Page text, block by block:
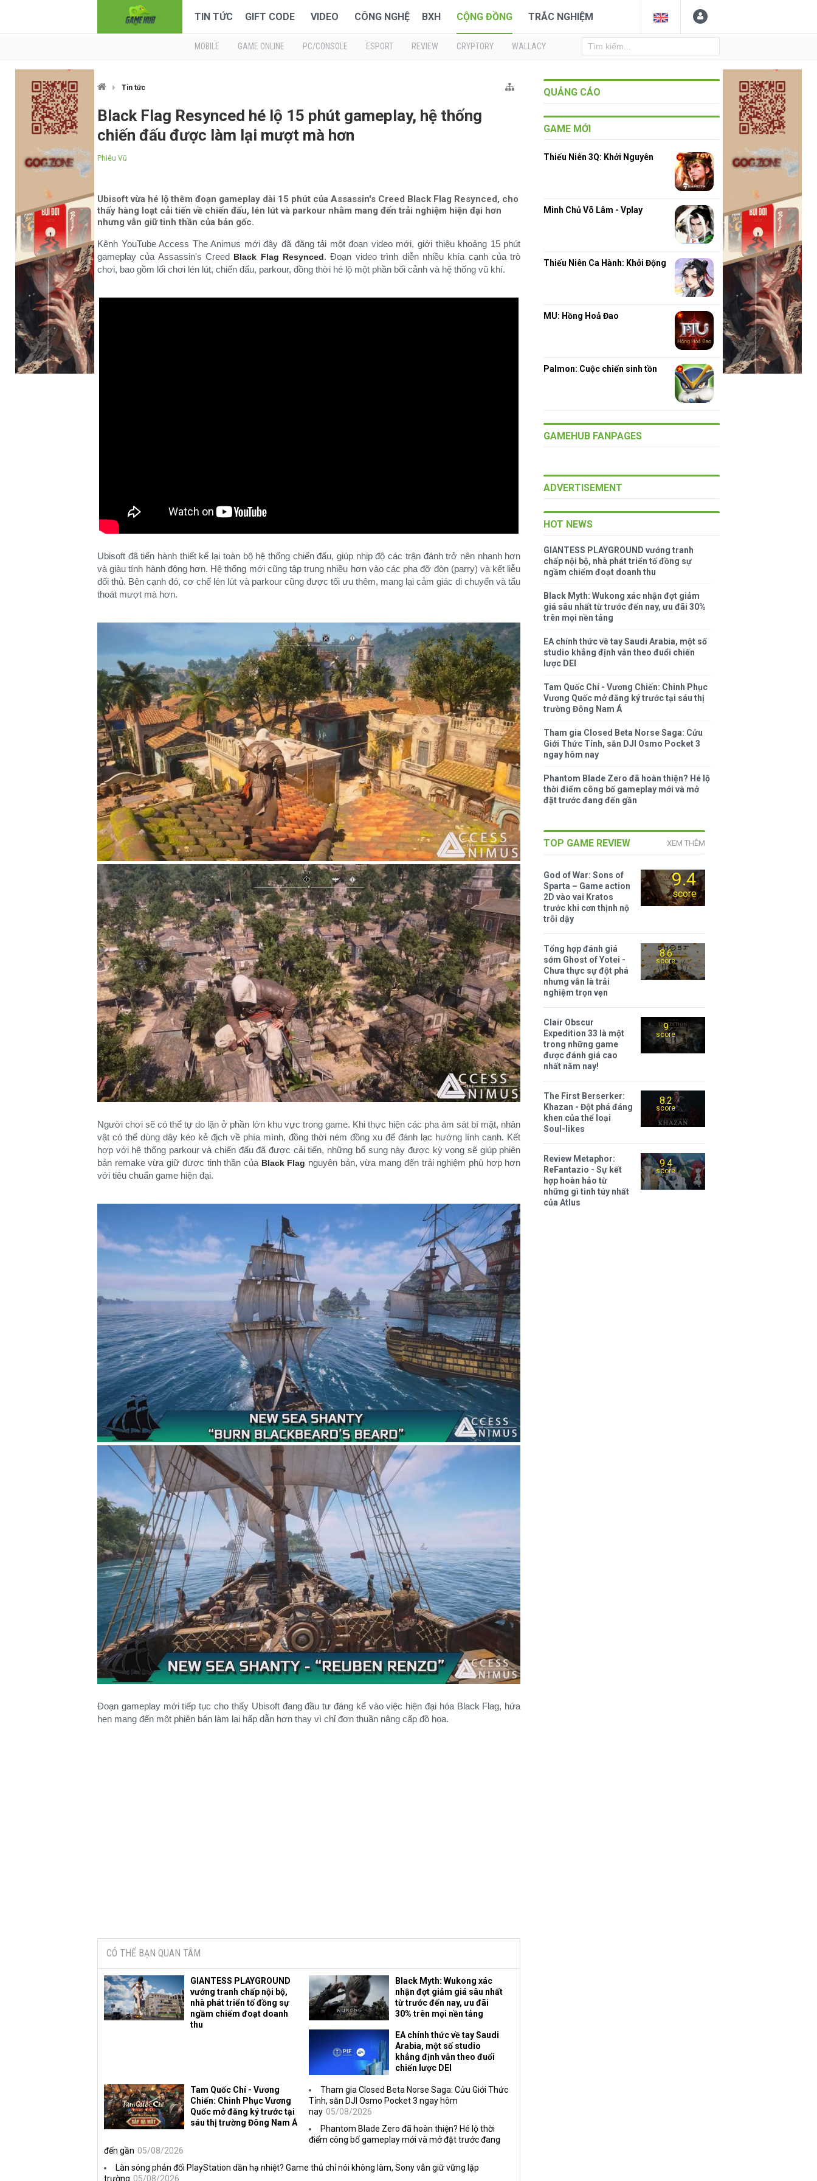
TIN TỨC GIFT CODE VIDEO CÔNG NGHỆ BXH CỘNG ĐỒNG TRẮC NGHIỆM
MOBILE GAME ONLINE PC/CONSOLE ESPORT REVIEW CRYPTORY WALLACY
Tin tức
Black Flag Resynced hé lộ 15 phút gameplay, hệ thống
chiến đấu được làm lại mượt mà hơn
Phiêu Vũ
Ubisoft vừa hé lộ thêm đoạn gameplay dài 15 phút của Assassin's Creed Black Flag Resynced, cho
thấy hàng loạt cải tiến về chiến đấu, lén lút và parkour nhằm mang đến trải nghiệm hiện đại hơn
nhưng vẫn giữ tinh thần của bản gốc.
Kênh YouTube Access The Animus mới đây đã đăng tải một đoạn video mới, giới thiệu khoảng 15 phút
gameplay của Assassin's Creed Black Flag Resynced. Đoạn video trình diễn nhiều khía cạnh của trò
chơi, bao gồm lối chơi lén lút, chiến đấu, parkour, đồng thời hé lộ một phần bối cảnh và hệ thống vũ khí.
Ubisoft đã tiến hành thiết kế lại toàn bộ hệ thống chiến đấu, giúp nhịp độ các trận đánh trở nên nhanh hơn
và giàu tính hành động hơn. Hệ thống mới cũng tập trung nhiều hơn vào các pha đỡ đòn (parry) và kết liễu
đối thủ. Bên cạnh đó, cơ chế lén lút và parkour cũng được tối ưu thêm, mang lại cảm giác di chuyển và tẩu
thoát mượt mà hơn.
Người chơi sẽ có thể tự do lặn ở phần lớn khu vực trong game. Khi thực hiện các pha ám sát bí mật, nhân
vật có thể dùng dây kéo kẻ địch về phía mình, đồng thời ném đồng xu để đánh lạc hướng lính canh. Kết
hợp với hệ thống parkour và chiến đấu đã được cải tiến, những bổ sung này được kỳ vọng sẽ giúp phiên
bản remake vừa giữ được tinh thần của Black Flag nguyên bản, vừa mang đến trải nghiệm phù hợp hơn
với tiêu chuẩn game hiện đại.
Đoạn gameplay mới tiếp tục cho thấy Ubisoft đang đầu tư đáng kể vào việc hiện đại hóa Black Flag, hứa
hẹn mang đến một phiên bản làm lại hấp dẫn hơn thay vì chỉ đơn thuần nâng cấp đồ họa.​
CÓ THỂ BẠN QUAN TÂM
GIANTESS PLAYGROUND
vướng tranh chấp nội bộ,
nhà phát triển tố đồng sự
ngầm chiếm đoạt doanh
thu
Black Myth: Wukong xác
nhận đợt giảm giá sâu nhất
từ trước đến nay, ưu đãi
30% trên mọi nền tảng
EA chính thức về tay Saudi
Arabia, một số studio
khẳng định vẫn theo đuổi
chiến lược DEI
Tam Quốc Chí - Vương
Chiến: Chinh Phục Vương
Quốc mở đăng ký trước tại
sáu thị trường Đông Nam Á
Tham gia Closed Beta Norse Saga: Cửu Giới Thức
Tỉnh, săn DJI Osmo Pocket 3 ngay hôm
nay 05/08/2026
Phantom Blade Zero đã hoàn thiện? Hé lộ thời
điểm công bố gameplay mới và mở đặt trước đang
đến gần 05/08/2026
Làn sóng phản đối PlayStation dần hạ nhiệt? Game thủ chỉ nói không làm, Sony vẫn giữ vững lập
trường 05/08/2026
QUẢNG CÁO
GAME MỚI
Thiếu Niên 3Q: Khởi Nguyên
Minh Chủ Võ Lâm - Vplay
Thiếu Niên Ca Hành: Khởi Động
MU: Hồng Hoả Đao
Palmon: Cuộc chiến sinh tồn
GAMEHUB FANPAGES
ADVERTISEMENT
HOT NEWS
GIANTESS PLAYGROUND vướng tranh
chấp nội bộ, nhà phát triển tố đồng sự
ngầm chiếm đoạt doanh thu
Black Myth: Wukong xác nhận đợt giảm
giá sâu nhất từ trước đến nay, ưu đãi 30%
trên mọi nền tảng
EA chính thức về tay Saudi Arabia, một số
studio khẳng định vẫn theo đuổi chiến
lược DEI
Tam Quốc Chí - Vương Chiến: Chinh Phục
Vương Quốc mở đăng ký trước tại sáu thị
trường Đông Nam Á
Tham gia Closed Beta Norse Saga: Cửu
Giới Thức Tỉnh, săn DJI Osmo Pocket 3
ngay hôm nay
Phantom Blade Zero đã hoàn thiện? Hé lộ
thời điểm công bố gameplay mới và mở
đặt trước đang đến gần
TOP GAME REVIEW XEM THÊM
9.4
score
God of War: Sons of
Sparta – Game action
2D vào vai Kratos
trước khi cơn thịnh nộ
trỗi dậy
8.6
score
Tổng hợp đánh giá
sớm Ghost of Yotei -
Chưa thực sự đột phá
nhưng vẫn là trải
nghiệm trọn vẹn
9
score
Clair Obscur
Expedition 33 là một
trong những game
được đánh giá cao
nhất năm nay!
8.2
score
The First Berserker:
Khazan - Đột phá đáng
khen của thể loại
Soul-likes
9.4
score
Review Metaphor:
ReFantazio - Sự kết
hợp hoàn hảo từ
những gì tinh túy nhất
của Atlus